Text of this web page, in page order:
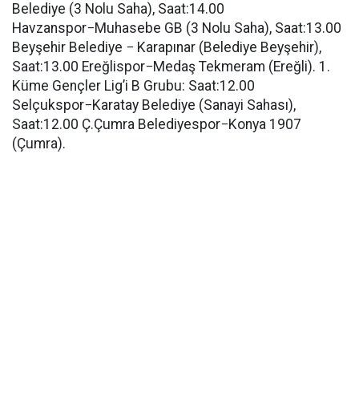
Belediye (3 Nolu Saha), Saat:14.00
Havzanspor−Muhasebe GB (3 Nolu Saha), Saat:13.00
Beyşehir Belediye − Karapınar (Belediye Beyşehir),
Saat:13.00 Ereğlispor−Medaş Tekmeram (Ereğli). 1.
Küme Gençler Lig’i B Grubu: Saat:12.00
Selçukspor−Karatay Belediye (Sanayi Sahası),
Saat:12.00 Ç.Çumra Belediyespor−Konya 1907
(Çumra).